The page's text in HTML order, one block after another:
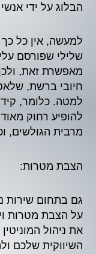
הבלוג על ידי
למעשה, אין כל
שלילי שפורסם
מאפשרת זאת,
חיובי ברשת,
למטה. כלומר,
להופיע רחוק
מרבית הגולשים,
הצבת מטרות:
גם בתחום שירות
על הצבת מטרות
את ניהול
השיווקית שלכם